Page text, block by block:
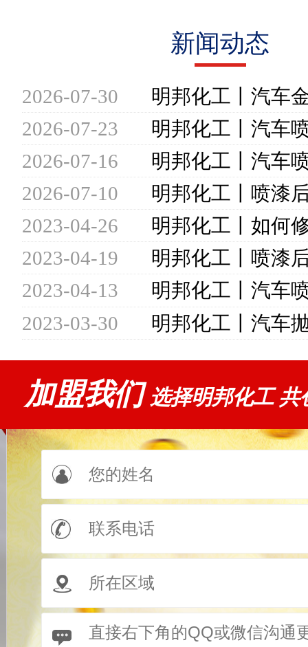
新闻动态
2026-07-30
2026-07-23
2026-07-16
2026-07-10
2023-04-26
2023-04-19
2023-04-13
2023-03-30
加盟我们 选择明邦化工 共